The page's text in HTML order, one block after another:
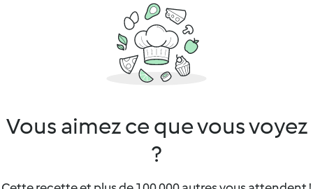
Vous aimez ce que vous voyez
?